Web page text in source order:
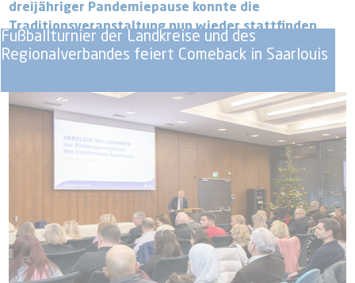
Fußballturnier der Landkreise und des
Regionalverbandes feiert Comeback in Saarlouis
dreijähriger Pandemiepause konnte die
Traditionsveranstaltung nun wieder stattfinden.